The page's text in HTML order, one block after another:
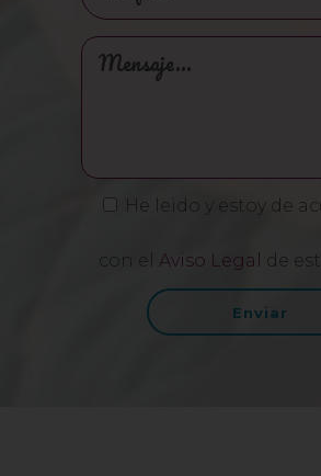
He leido y estoy de
con el Aviso Legal de